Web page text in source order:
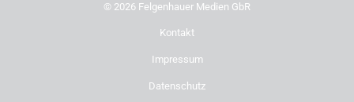
© 2026 Felgenhauer Medien GbR
Kontakt
Impressum
Datenschutz